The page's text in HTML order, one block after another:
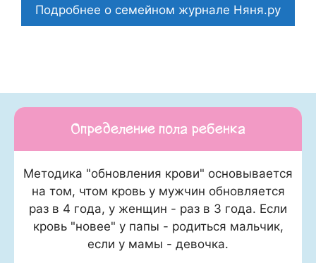
Подробнее о семейном журнале Няня.ру
Определение пола ребенка
Методика "обновления крови" основывается
на том, чтом кровь у мужчин обновляется
раз в 4 года, у женщин - раз в 3 года. Если
кровь "новее" у папы - родиться мальчик,
если у мамы - девочка.